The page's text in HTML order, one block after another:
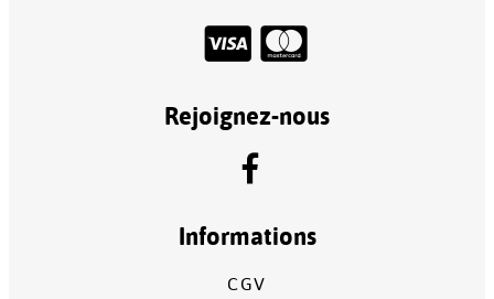
Rejoignez-nous
Informations
CGV